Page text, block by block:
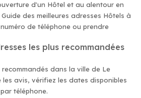
d'un Hôtel et au alentour en
des meilleures adresses Hôtels à
de téléphone ou prendre
les plus recommandées
dans la ville de Le
avis, vérifiez les dates disponibles
téléphone.